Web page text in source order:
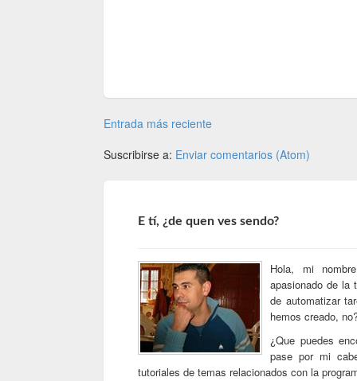
Entrada más reciente
Suscribirse a: Enviar comentarios (Atom)
E tí, ¿de quen ves sendo?
Hola, mi
apasionado de la
de automatizar
hemos creado,
¿Que puedes
pase por mi
tutoriales de temas relacionados con la